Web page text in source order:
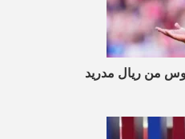
من ريال مدريد